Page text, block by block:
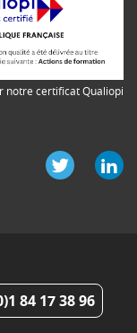
notre certificat Qualiopi
84 17 38 96